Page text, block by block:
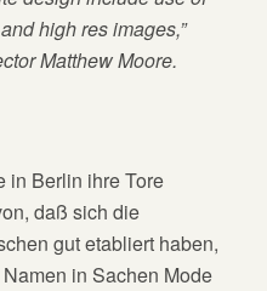
high res images,”
Matthew Moore.
in Berlin ihre Tore
daß sich die
gut etabliert haben,
in Sachen Mode